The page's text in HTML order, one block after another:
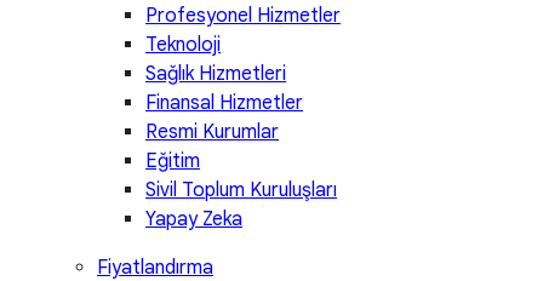
Profesyonel Hizmetler
Teknoloji
Sağlık Hizmetleri
Finansal Hizmetler
Resmi Kurumlar
Eğitim
Sivil Toplum Kuruluşları
Yapay Zeka
Fiyatlandırma